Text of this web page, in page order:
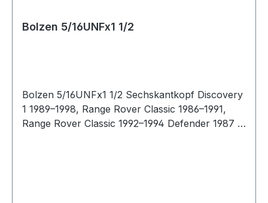
Bolzen 5/16UNFx1 1/2
Bolzen 5/16UNFx1 1/2 Sechskantkopf Discovery
1 1989–1998, Range Rover Classic 1986–1991,
Range Rover Classic 1992–1994 Defender 1987 -